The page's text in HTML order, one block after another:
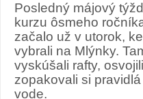
Posledný májový
kurzu ôsmeho
začalo už v utorok,
vybrali na Mlýnky.
vyskúšali rafty,
zopakovali si
vode.